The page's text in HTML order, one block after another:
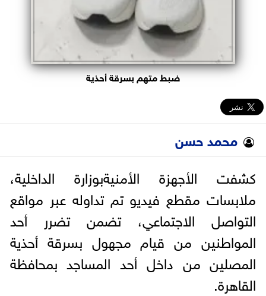
ضبط متهم بسرقة أحذية
محمد حسن
كشفت الأجهزة الأمنيةبوزارة الداخلية،
ملابسات مقطع فيديو تم تداوله عبر مواقع
التواصل الاجتماعي، تضمن تضرر أحد
المواطنين من قيام مجهول بسرقة أحذية
المصلين من داخل أحد المساجد بمحافظة
القاهرة.